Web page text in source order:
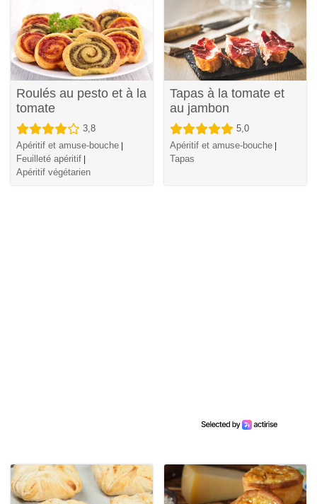
Roulés au pesto et à la
tomate
3,8
Apéritif et amuse-bouche
Feuilleté apéritif
Apéritif végétarien
Tapas à la tomate et
au jambon
5,0
Apéritif et amuse-bouche
Tapas